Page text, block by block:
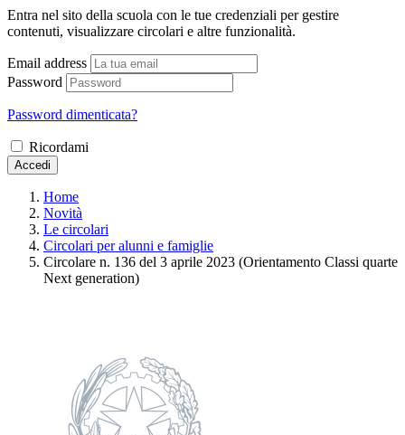
Entra nel sito della scuola con le tue credenziali per gestire
contenuti, visualizzare circolari e altre funzionalità.
Email address
Password
Password dimenticata?
Ricordami
Accedi
Home
Novità
Le circolari
Circolari per alunni e famiglie
Circolare n. 136 del 3 aprile 2023 (Orientamento Classi quarte
Next generation)